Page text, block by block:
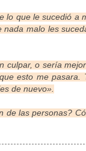
lo que le sucedió a
malo les
culpar, o sería
esto me pasara.
de nuevo».
de las personas?